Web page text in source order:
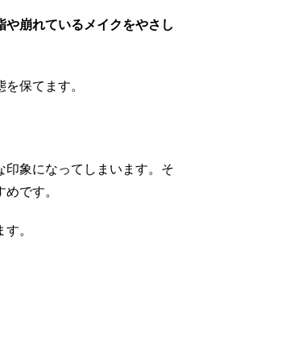
や崩れているメイクをやさし
保てます。
象になってしまいます。そ
です。
。